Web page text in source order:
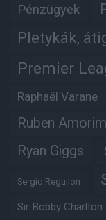
Pénzügyek
Pletykák,
Premier
Raphaël Varane
Ruben Amorim
Ryan Giggs
Sergio Reguilon
Sir Bobby Charlton